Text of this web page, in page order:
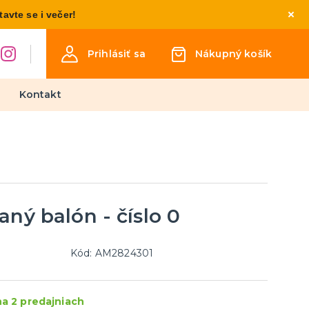
se i večer!
Prihlásiť sa Nákupný košík
Kontakt
Kostýmy pre najmenších
balón - číslo 0
Kód: AM2824301
2 predajniach